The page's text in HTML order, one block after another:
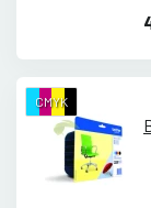
CMYK